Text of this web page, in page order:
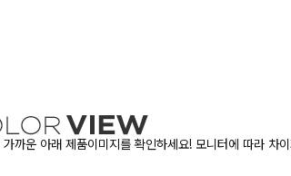
까운 아래 제품이미지를 확인하세요! 모니터에 따라 차